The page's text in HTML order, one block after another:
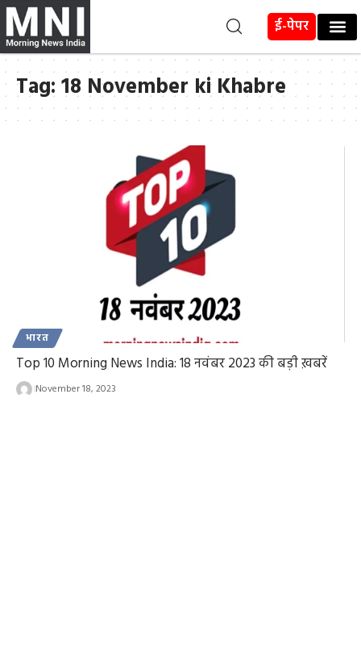
ई-पेपर
Tag:18 November ki Khabre
भारत
Top 10 Morning News India: 18 नवंबर 2023 की बड़ी ख़बरें
November 18, 2023